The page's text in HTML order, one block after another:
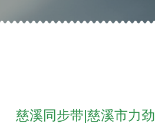
慈溪同步带|慈溪市力